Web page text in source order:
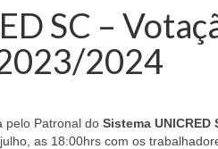
SC –
2024
pelo Patronal do Sistema UNICRED
as 18:00hrs com os